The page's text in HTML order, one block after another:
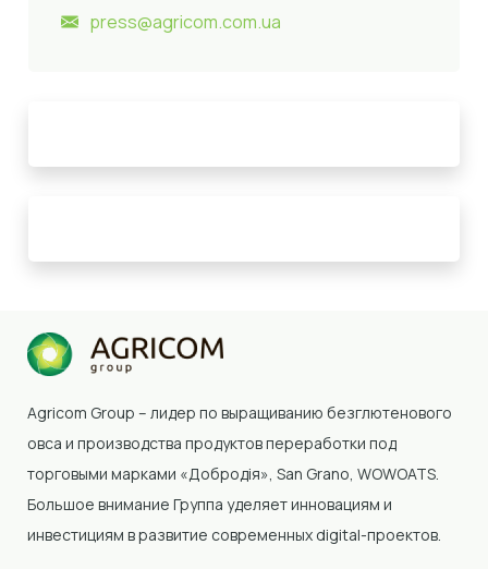
press@agricom.com.ua
Agricom Group – лидер по выращиванию безглютенового
овса и производства продуктов переработки под
торговыми марками «Добродія» , San Grano, WOWOATS
Большое внимание Группа уделяет инновациям и
инвестициям в развитие современных digital-проектов.